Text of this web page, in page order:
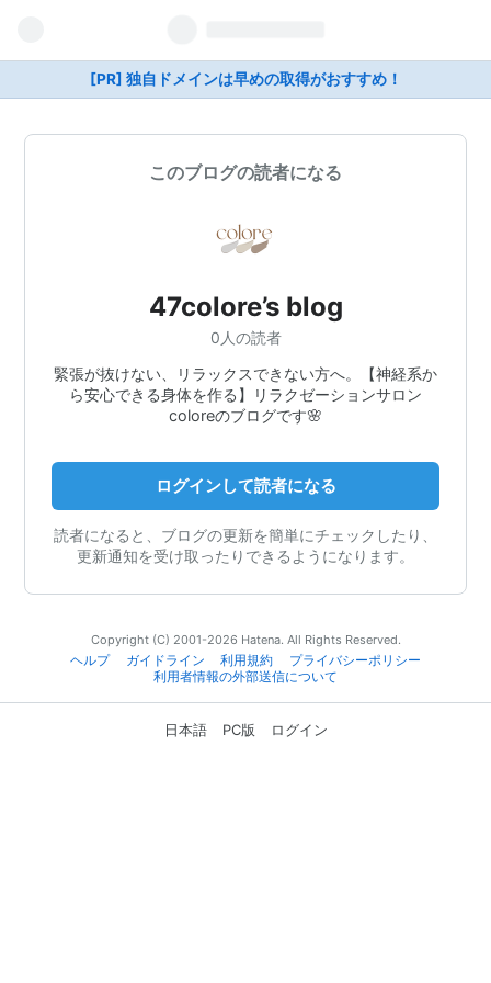
[PR] 独自ドメインは早めの取得がおすすめ！
このブログの読者になる
47colore’s blog
0人の読者
緊張が抜けない、リラックスできない方へ。【神経系か
ら安心できる身体を作る】リラクゼーションサロン
coloreのブログです🌸
ログインして読者になる
読者になると、ブログの更新を簡単にチェックしたり、
更新通知を受け取ったりできるようになります。
Copyright (C) 2001-2026 Hatena. All Rights Reserved.
ヘルプ
ガイドライン 利用規約
プライバシーポリシー
利用者情報の外部送信について
日本語 PC版 ログイン